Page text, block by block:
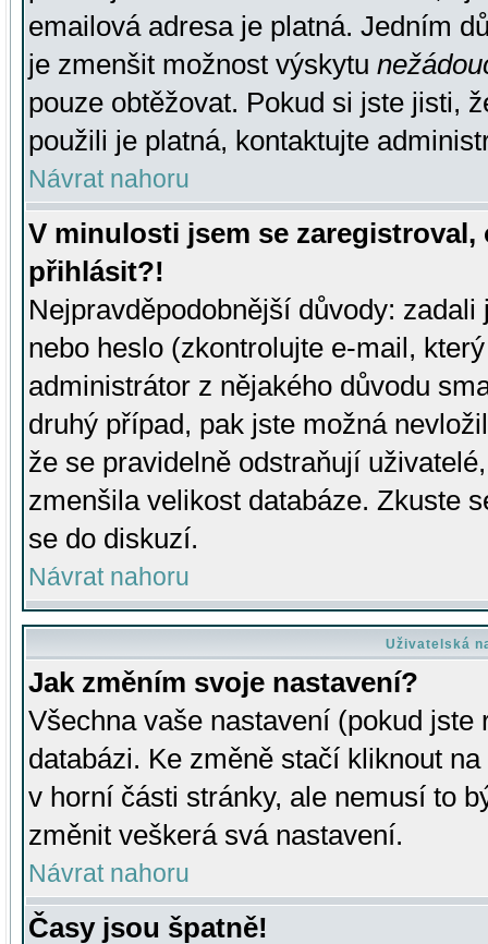
emailová adresa je platná. Jedním
je zmenšit možnost výskytu
pouze obtěžovat. Pokud si jste jisti,
použili je platná, kontaktujte
Návrat nahoru
V minulosti jsem se
přihlásit?!
Nejpravděpodobnější důvody:
nebo heslo (zkontrolujte e-mail,
administrátor z nějakého důvodu
druhý případ, pak jste možná
že se pravidelně odstraňují
zmenšila velikost databáze. Zkuste
se do diskuzí.
Návrat nahoru
Uživatelská
Jak změním svoje nastavení?
Všechna vaše nastavení (pokud
databázi. Ke změně stačí kliknout
v horní části stránky, ale nemusí to
změnit veškerá svá nastavení.
Návrat nahoru
Časy jsou špatně!